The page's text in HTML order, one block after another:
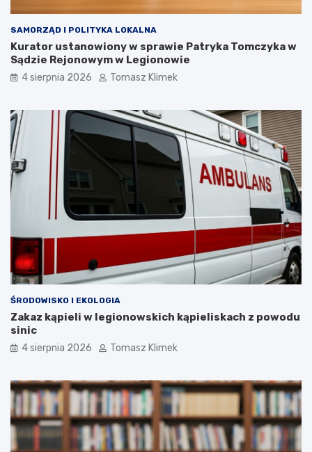
SAMORZĄD I POLITYKA LOKALNA
Kurator ustanowiony w sprawie Patryka Tomczyka w
Sądzie Rejonowym w Legionowie
4 sierpnia 2026 Tomasz Klimek
ŚRODOWISKO I EKOLOGIA
Zakaz kąpieli w legionowskich kąpieliskach z powodu
sinic
4 sierpnia 2026 Tomasz Klimek